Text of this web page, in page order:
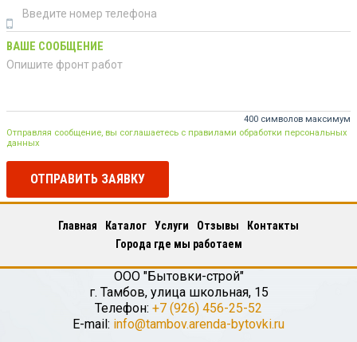
ВАШЕ СООБЩЕНИЕ
400 символов максимум
Отправляя сообщение, вы соглашаетесь с правилами обработки персональных
данных
ОТПРАВИТЬ ЗАЯВКУ
Главная Каталог Услуги Отзывы
Контакты
Города где мы работаем
ООО "Бытовки-строй"
г. Тамбов, улица школьная, 15
Телефон: +7 (926) 456-25-52
E-mail: info@tambov.arenda-bytovki.ru